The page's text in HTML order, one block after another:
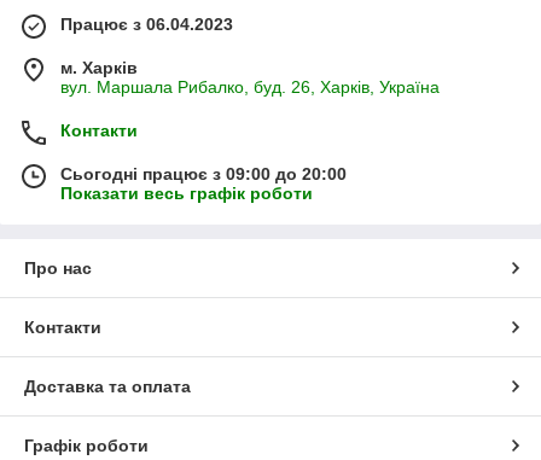
Працює з 06.04.2023
м. Харків
вул. Маршала Рибалко, буд. 26, Харків, Україна
Контакти
Сьогодні працює з 09:00 до 20:00
Показати весь графік роботи
Про нас
Контакти
Доставка та оплата
Графік роботи